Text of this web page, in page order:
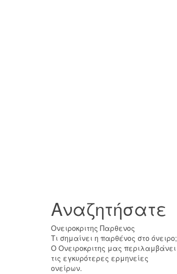
Αναζητήσατε
Ονειροκριτης Παρθενος
Τι σημαίνει η παρθένος στο όνειρο;
Ο Ονειροκριτης μας περιλαμβάνει
τις εγκυρότερες ερμηνείες
ονείρων.